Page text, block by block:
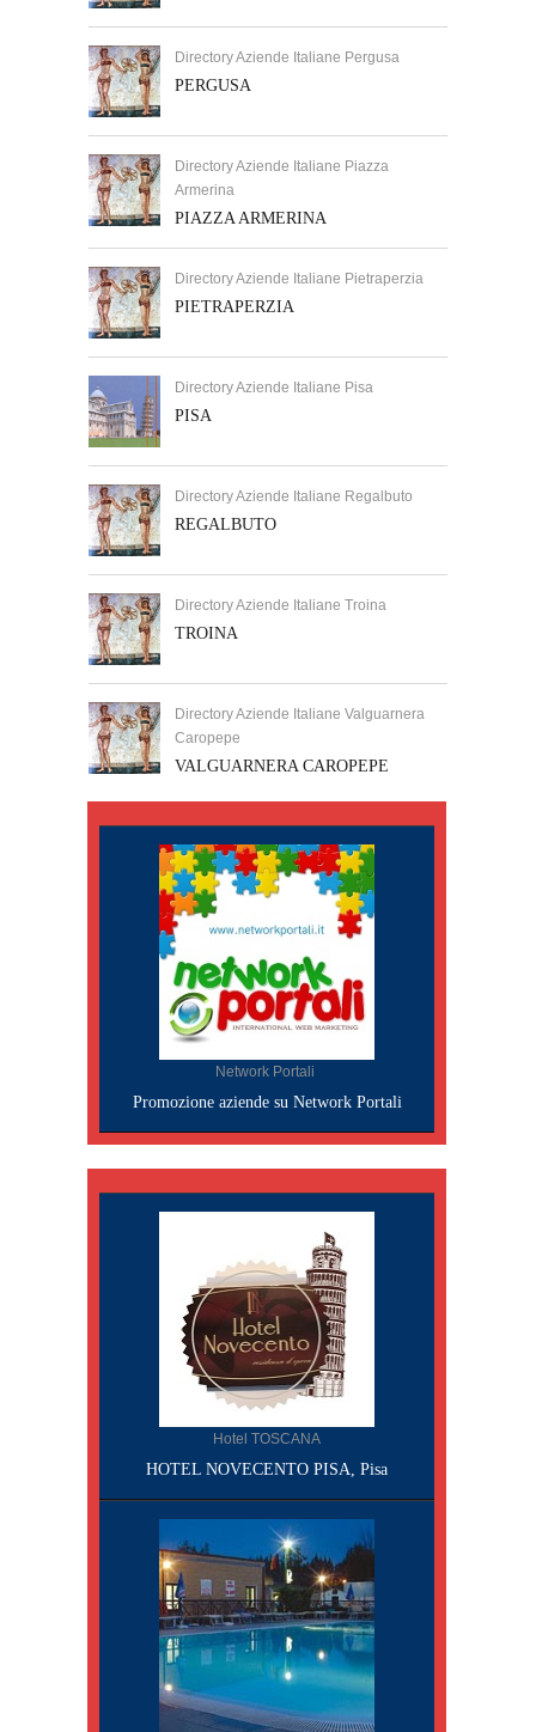
Directory Aziende Italiane Pergusa
PERGUSA
Directory Aziende Italiane Piazza
Armerina
PIAZZA ARMERINA
Directory Aziende Italiane Pietraperzia
PIETRAPERZIA
Directory Aziende Italiane Pisa
PISA
Directory Aziende Italiane Regalbuto
REGALBUTO
Directory Aziende Italiane Troina
TROINA
Directory Aziende Italiane Valguarnera
Caropepe
VALGUARNERA CAROPEPE
Network Portali
Promozione aziende su Network Portali
Hotel TOSCANA
HOTEL NOVECENTO PISA, Pisa